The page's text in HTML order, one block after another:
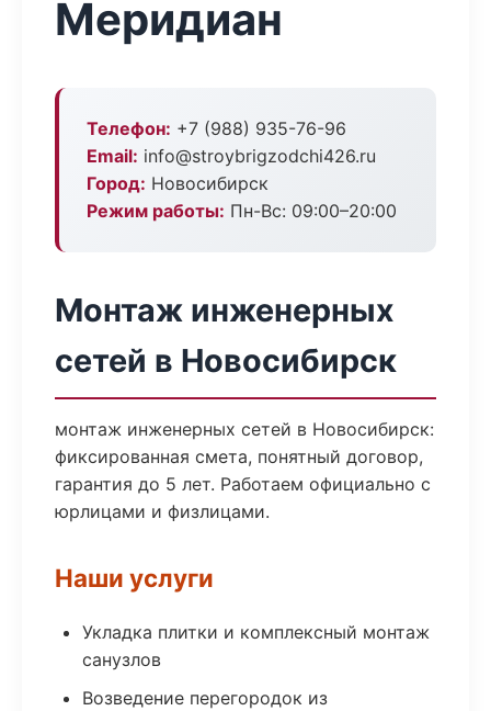
Меридиан
Телефон: +7 (988) 935-76-96
Email: info@stroybrigzodchi426.ru
Город: Новосибирск
Режим работы: Пн-Вс: 09:00–20:00
Монтаж инженерных
сетей в Новосибирск
монтаж инженерных сетей в Новосибирск:
фиксированная смета, понятный договор,
гарантия до 5 лет. Работаем официально с
юрлицами и физлицами.
Наши услуги
Укладка плитки и комплексный монтаж
санузлов
Возведение перегородок из